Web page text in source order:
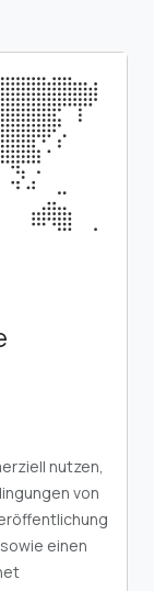
nutzen,
von
einen